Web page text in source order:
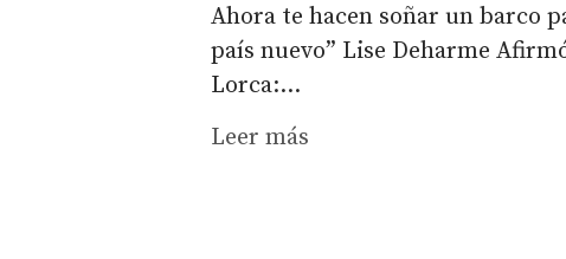
Ahora te hacen soñar un barco
país nuevo” Lise Deharme
Lorca:...
Leer más